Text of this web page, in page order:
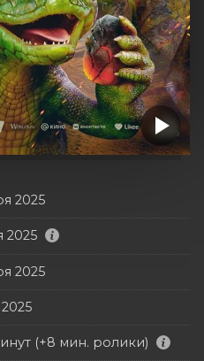
2025
2025
2025
(+8 мин. ролики)